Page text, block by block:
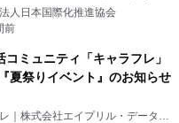
ス人日本国際化推進協会
前
コミュニティ「キャラフレ」
夏祭りイベント』のお知らせ
｜株式会社エイプリル・データ・